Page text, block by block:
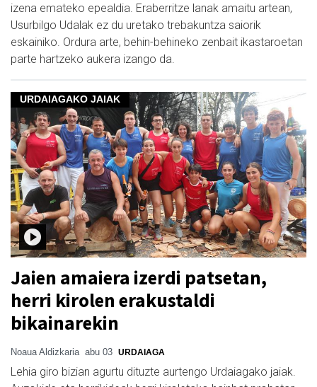
izena emateko epealdia. Eraberritze lanak amaitu artean,
Usurbilgo Udalak ez du uretako trebakuntza saiorik
eskainiko. Ordura arte, behin-behineko zenbait ikastaroetan
parte hartzeko aukera izango da.
URDAIAGAKO JAIAK
Jaien amaiera izerdi patsetan,
herri kirolen erakustaldi
bikainarekin
Noaua Aldizkaria abu 03 URDAIAGA
Lehia giro bizian agurtu dituzte aurtengo Urdaiagako jaiak.